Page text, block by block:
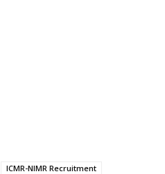
ICMR-NIMR Recruitment